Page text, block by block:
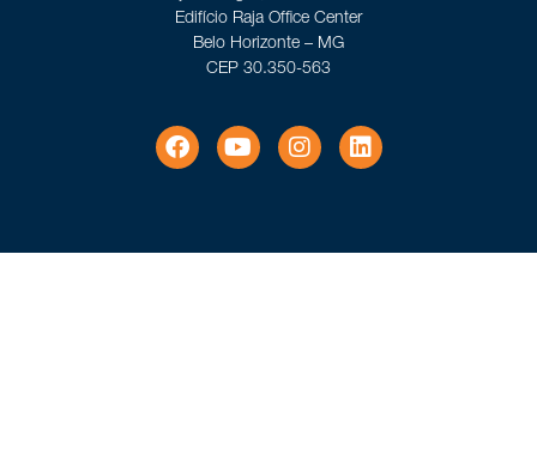
Edifício Raja Office Center
Belo Horizonte – MG
CEP 30.350-563